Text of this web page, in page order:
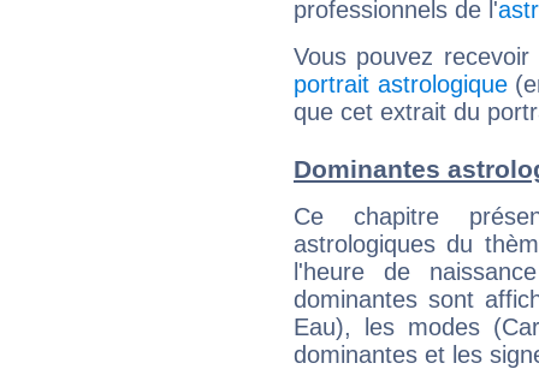
professionnels de l'
Vous pouvez
portrait astrologique
que cet extrait du
Dominantes
Ce chapitre
astrologiques du
l'heure de
dominantes sont
Eau), les modes
dominantes et les